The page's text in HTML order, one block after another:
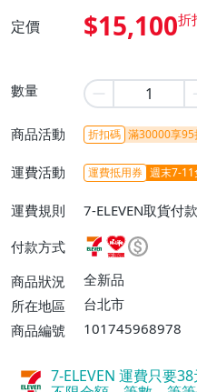
定價 $15,100
數量
商品活動 折扣碼 滿30000享95
運費活動 運費抵用券 週末7-11
運費規則
7-ELEVEN取貨付
或消費滿$1298免
不付款【免運費】
運費$60、滿5件
費】、宅配/貨運
付款方式
商品狀況
全新品
所在地區
台北市
商品編號
101745968978
7-ELEVEN 運費只要38